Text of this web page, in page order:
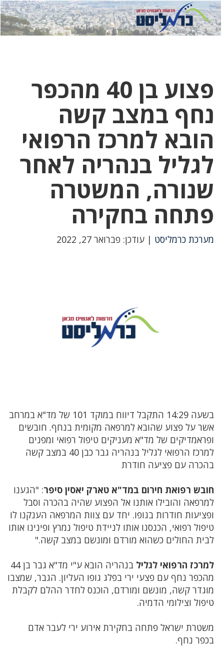
לחץ
כאן
לחץ
כדי
פצוע בן 40 מהכפר
נחף במצב קשה
הובא למרכז הרפואי
לגליל בנהריה לאחר
שנורה, המשטרה
פתחה בחקירה
מערכת כרמליסט | עודכן: פברואר 27, 2022
בשעה 14:29 התקבל דיווח במוקד 101 של מד"א במרחב
אשר על פצוע שהובא למרפאה מקומית בנחף. חובשים
ופראמדיקים של מד"א מעניקים טיפול רפואי ומפנים
למרכז הרפואי לגליל בנהריה גבר כבן 40 במצב קשה
בהכרה עם פציעה חודרת
חובש רפואת חירום במד"א טארק יאסין סיפר: "הגענו
למרפאה והובילו אותנו אל הפצוע שהיה בהכרה וסבל
ופציעות חודרות בגופו. יחד עם צוות המרפאה הענקנו לו
טיפול רפואי, הכנסנו אותו לניידת טיפול נמרץ ופינינו אותו
לבית החולים כשהוא מורדם ומונשם במצב קשה."
למרכז הרפואי לגליל
בנהריה הובא ע"י מד"א גבר בן 44
מהכפר נחף עם פצעי ירי בפלג גופו העליון. הגבר, שמצבו
מוגדר קשה, מונשם ומורדם, הוכנס לחדר ההלם לקבלת
טיפול וצילומי הדמיה.
משטרת ישראל פתחה בחקירת אירוע ירי לעבר אדם
בכפר נחף.